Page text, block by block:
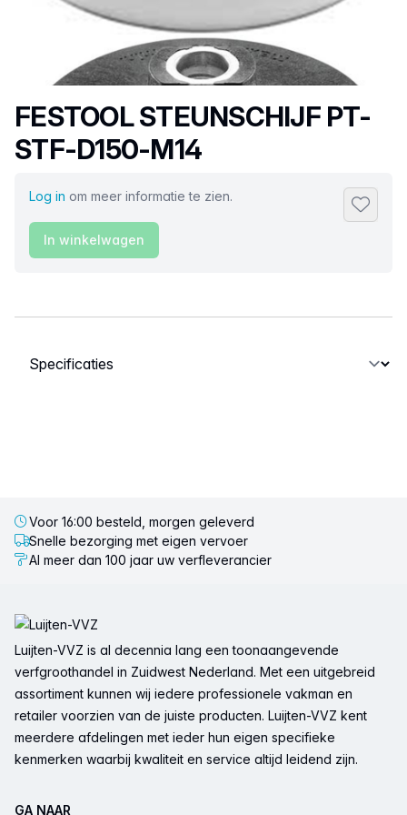
Productnaam
FESTOOL STEUNSCHIJF PT-
STF-D150-M14
Log in om meer informatie te zien.
In winkelwagen
Selecteer een tabblad
Voor 16:00 besteld, morgen geleverd
Snelle bezorging met eigen vervoer
Al meer dan 100 jaar uw verfleverancier
Luijten-VVZ is al decennia lang een toonaangevende
verfgroothandel in Zuidwest Nederland. Met een uitgebreid
assortiment kunnen wij iedere professionele vakman en
retailer voorzien van de juiste producten. Luijten-VVZ kent
meerdere afdelingen met ieder hun eigen specifieke
kenmerken waarbij kwaliteit en service altijd leidend zijn.
GA NAAR